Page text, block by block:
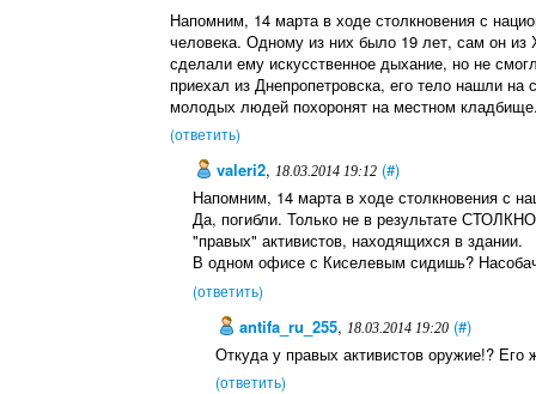
Напомним, 14 марта в ходе столкновения с
человека. Одному из них было 19 лет, сам он из
сделали ему искусственное дыхание, но не
приехал из Днепропетровска, его тело нашли
молодых людей похоронят на местном
(ответить)
valeri2,18.03.2014 19:12 (#)
Напомним, 14 марта в ходе столкновения с
Да, погибли. Только не в результате
"правых" активистов, находящихся в здании.
В одном офисе с Киселевым сидишь?
(ответить)
antifa_ru_255, 18.03.2014 19:20 (#)
Откуда у правых активистов оружие!? Его
(ответить)